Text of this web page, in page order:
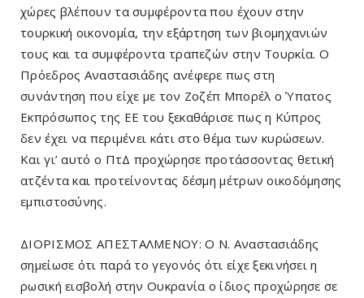
χώρες βλέπουν τα συμφέροντα που έχουν στην
τουρκική οικονομία, την εξάρτηση των βιομηχανιών
τους και τα συμφέροντα τραπεζών στην Τουρκία. Ο
Πρόεδρος Αναστασιάδης ανέφερε πως στη
συνάντηση που είχε με τον Ζοζέπ Μπορέλ ο Ύπατος
Εκπρόσωπος της ΕΕ του ξεκαθάρισε πως η Κύπρος
δεν έχει να περιμένει κάτι στο θέμα των κυρώσεων.
Και γι’ αυτό ο ΠτΔ προχώρησε προτάσσοντας θετική
ατζέντα και προτείνοντας δέσμη μέτρων οικοδόμησης
εμπιστοσύνης.
ΔΙΟΡΙΣΜΟΣ ΑΠΕΣΤΑΛΜΕΝΟΥ: Ο Ν. Αναστασιάδης
σημείωσε ότι παρά το γεγονός ότι είχε ξεκινήσει η
ρωσική εισβολή στην Ουκρανία ο ίδιος προχώρησε σε